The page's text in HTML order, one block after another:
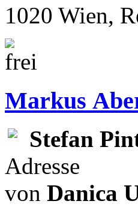
1020 Wien,
Markus
Stefan
Adresse
von Danica